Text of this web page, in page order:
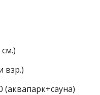
взр.)
(аквапарк+сауна)